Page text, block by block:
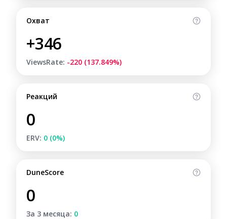
Охват
+346
ViewsRate: -220 (137.849%)
Реакций
0
ERV: 0 (0%)
DuneScore
0
За 3 месяца: 0